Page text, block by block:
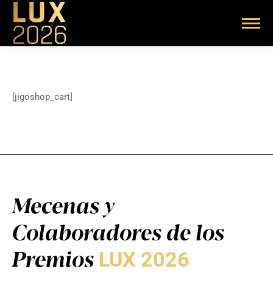
[jigoshop_cart]
Mecenas y
Colaboradores de los
Premios LUX 2026